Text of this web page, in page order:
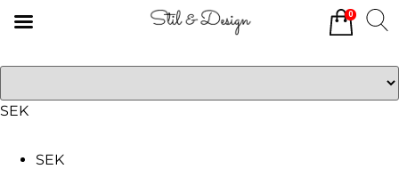
SEK
SEK
0
Alla produkter
Om oss